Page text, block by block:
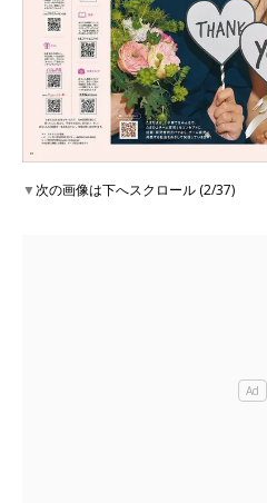
▼次の画像は下へスクロール (2/37)